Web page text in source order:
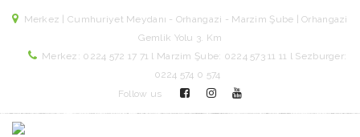
Merkez | Cumhuriyet Meydanı - Orhangazi - Marzim Şube | Orhangazi
Gemlik Yolu 3. Km
Merkez: 0224 572 17 71 l Marzim Şube: 0224 573 11 11 l Sezburger:
0224 574 0 574
Follow us